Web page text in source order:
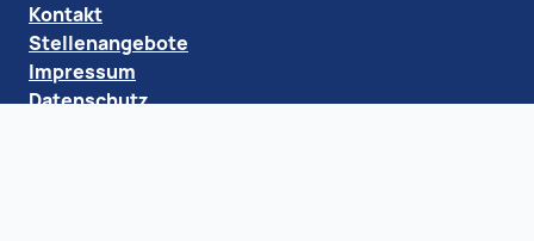
Kontakt
Stellenangebote
Impressum
Datenschutz